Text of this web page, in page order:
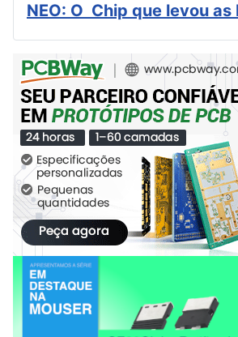
NEO: O Chip que levou